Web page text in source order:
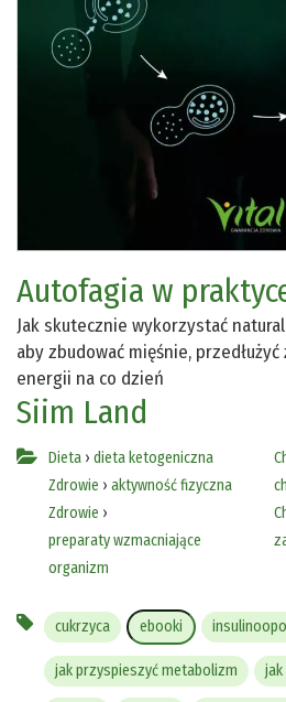
Autofagia w
Jak skutecznie wykorzystać
aby zbudować mięśnie,
energii na co dzień
Siim Land
Dieta › dieta ketogeniczna
Zdrowie › aktywność fizyczna
Zdrowie ›
preparaty wzmacniające
organizm
cukrzyca ebooki
jak przyspieszyć metabolizm